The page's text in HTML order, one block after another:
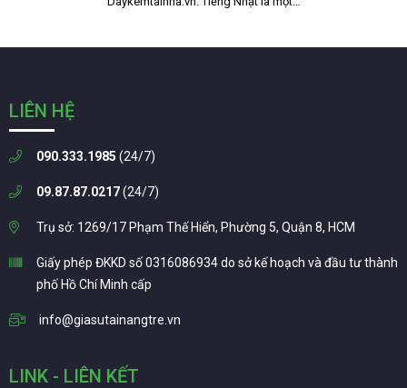
LIÊN HỆ
090.333.1985 (24/7)
09.87.87.0217(24/7)
Trụ sở: 1269/17 Phạm Thế Hiển, Phường 5, Quận 8, HCM
Giấy phép ĐKKD số 0316086934 do sở kế hoạch và đầu tư thành
phố Hồ Chí Minh cấp
info@giasutainangtre.vn
LINK - LIÊN KẾT